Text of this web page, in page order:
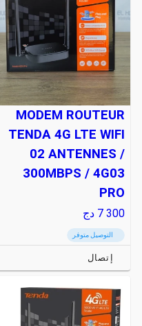
MODEM ROUTEUR
TENDA 4G LTE WIFI
02 ANTENNES /
300MBPS / 4G03
PRO
7 300 دج
التوصيل متوفر
إتصال